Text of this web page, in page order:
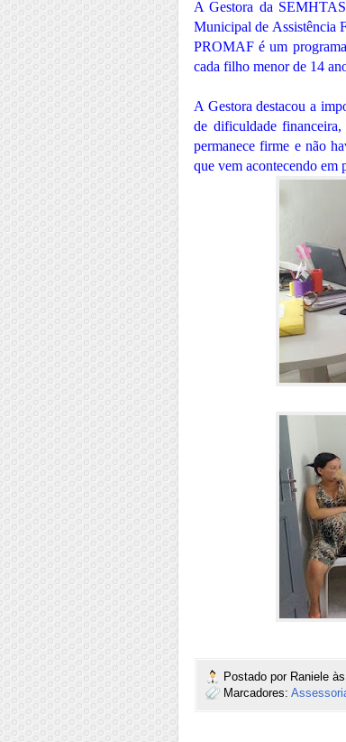
A Gestora da
Municipal de Assistência
PROMAF é um
cada filho menor de 14
A Gestora destacou a
de dificuldade
permanece firme e não
que vem acontecendo em
Postado por Raniele às
Marcadores: